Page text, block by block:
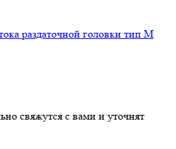
раздаточной головки тип М
свяжутся с вами и уточнят